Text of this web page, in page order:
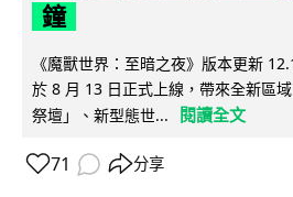
鐘
《魔獸世界：至暗之夜》版本更新
於 8 月 13 日正式上線，帶來全新區
祭壇」、新型態世...
閱讀全文
71 分享